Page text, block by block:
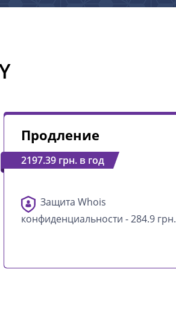
Продление
2197.39 грн. в год
Защита Whois
конфиденциальности - 284.9 грн.